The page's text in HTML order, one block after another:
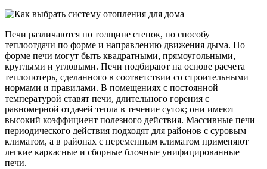
Печи различаются по толщине стенок, по способу
теплоотдачи по форме и направлению движения дыма. По
форме печи могут быть квадратными, прямоугольны­ми,
круглыми и угловыми. Печи подбирают на основе расчета
теплопотерь, сделанного в соответствии со стро­ительными
нормами и правилами. В помещениях с по­стоянной
температурой ставят печи, длительного горе­ния с
равномерной отдачей тепла в течение суток; они имеют
высокий коэффициент полезного действия. Мас­сивные печи
периодического действия подходят для рай­онов с суровым
климатом, а в районах с переменным климатом применяют
легкие каркасные и сборные блоч­ные унифицированные
печи.